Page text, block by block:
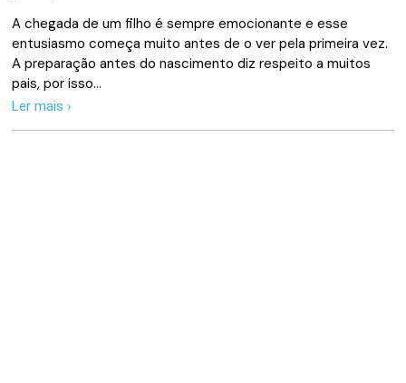
A chegada de um filho é sempre emocionante e esse
entusiasmo começa muito antes de o ver pela primeira vez.
A preparação antes do nascimento diz respeito a muitos
pais, por isso…
Ler mais ›